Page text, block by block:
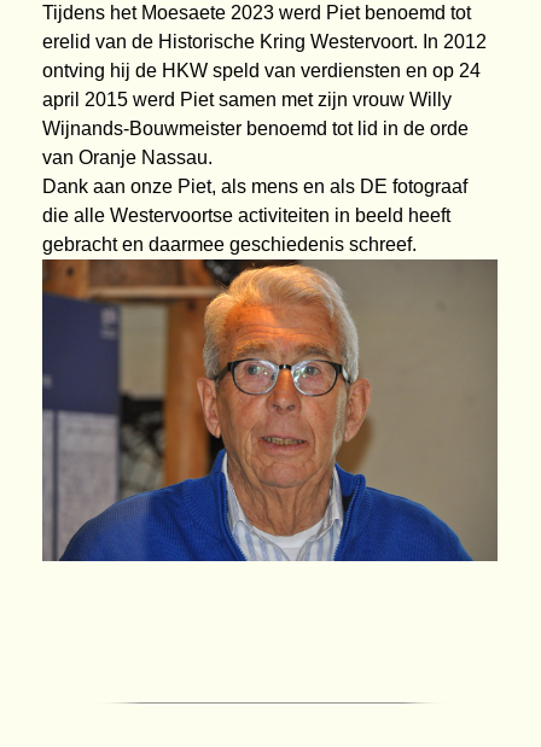
Tijdens het Moesaete 2023 werd Piet benoemd tot
erelid van de Historische Kring Westervoort. In 2012
ontving hij de HKW speld van verdiensten en op 24
april 2015 werd Piet samen met zijn vrouw Willy
Wijnands-Bouwmeister benoemd tot lid in de orde
van Oranje Nassau.
Dank aan onze Piet, als mens en als DE fotograaf
die alle Westervoortse activiteiten in beeld heeft
gebracht en daarmee geschiedenis schreef.